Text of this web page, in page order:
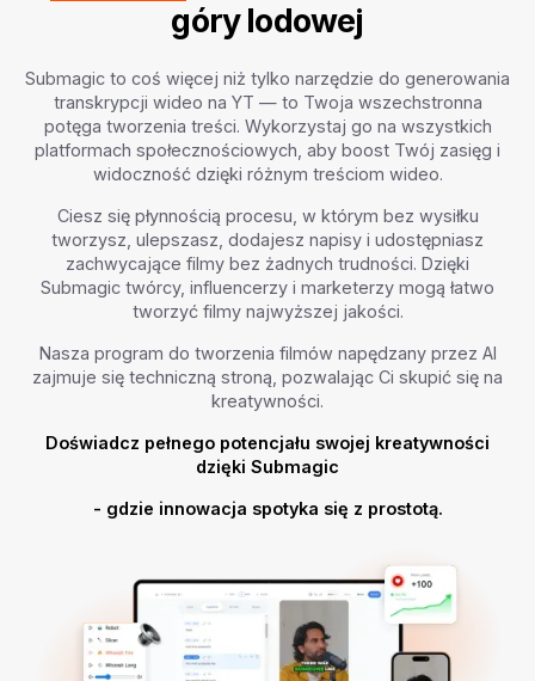
góry lodowej
Submagic to coś więcej niż tylko narzędzie do generowania
transkrypcji wideo na YT — to Twoja wszechstronna
potęga tworzenia treści. Wykorzystaj go na wszystkich
platformach społecznościowych, aby boost Twój zasięg i
widoczność dzięki różnym treściom wideo.
Ciesz się płynnością procesu, w którym bez wysiłku
tworzysz, ulepszasz, dodajesz napisy i udostępniasz
zachwycające filmy bez żadnych trudności. Dzięki
Submagic twórcy, influencerzy i marketerzy mogą łatwo
tworzyć filmy najwyższej jakości.
Nasza program do tworzenia filmów napędzany przez AI
zajmuje się techniczną stroną, pozwalając Ci skupić się na
kreatywności.
Doświadcz pełnego potencjału swojej kreatywności
dzięki Submagic
- gdzie innowacja spotyka się z prostotą.